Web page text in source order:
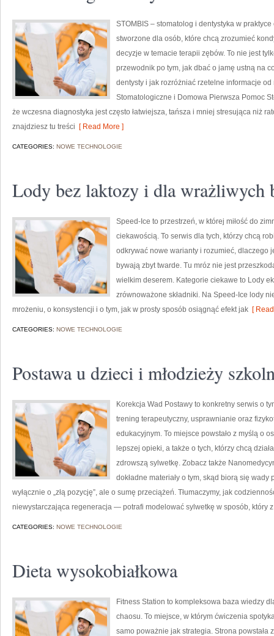
STOMBIS – stomatolog i dentystyka w
stworzone dla osób, które chcą zrozumieć
decyzje w temacie terapii zębów. To nie jest
przewodnik po tym, jak dbać o jamę ustną na
dentysty i jak rozróżniać rzetelne informacje
Stomatologiczne i Domowa Pierwsza Pomoc
że wczesna diagnostyka jest często łatwiejsza, tańsza i mniej stresująca niż
znajdziesz tu treści [ Read More ]
CATEGORIES: NOWE TECHNOLOGIE
Lody bez laktozy i dla wrażliwych
Speed-Ice to przestrzeń, w której miłość do
ciekawością. To serwis dla tych, którzy chcą
odkrywać nowe warianty i rozumieć, dlaczego
bywają zbyt twarde. Tu mróz nie jest
wielkim deserem. Kategorie ciekawe to Lody
zrównoważone składniki. Na Speed-Ice lody
mrożeniu, o konsystencji i o tym, jak w prosty sposób osiągnąć efekt jak [
CATEGORIES: NOWE TECHNOLOGIE
Postawa u dzieci i młodzieży
Korekcja Wad Postawy to konkretny serwis o
trening terapeutyczny, usprawnianie oraz
edukacyjnym. To miejsce powstało z myślą o
lepszej opieki, a także o tych, którzy chcą
zdrowszą sylwetkę. Zobacz także
dokładne materiały o tym, skąd biorą się
wyłącznie o „złą pozycję”, ale o sumę przeciążeń. Tłumaczymy, jak
niewystarczająca regeneracja — potrafi modelować sylwetkę w sposób, który z
CATEGORIES: NOWE TECHNOLOGIE
Dieta wysokobiałkowa
Fitness Station to kompleksowa baza wiedzy
chaosu. To miejsce, w którym ćwiczenia
samo poważnie jak strategia. Strona powstała